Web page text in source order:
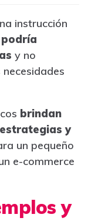
instrucción
podría
y no
brindan
y
un pequeño
e-commerce
y